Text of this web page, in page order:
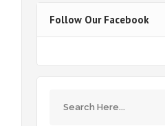
Follow Our Facebook